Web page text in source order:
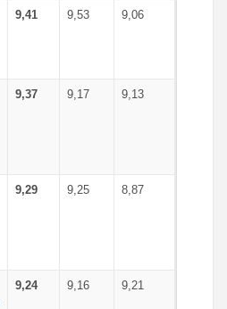
9,41 9,53 9,06
9,37 9,17 9,13
9,29 9,25 8,87
9,24 9,16 9,21